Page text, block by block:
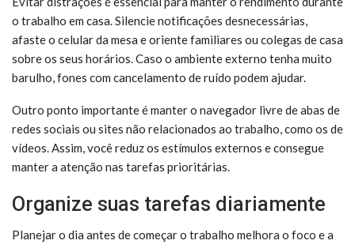
o trabalho em casa. Silencie notificações desnecessárias,
afaste o celular da mesa e oriente familiares ou colegas de casa
sobre os seus horários. Caso o ambiente externo tenha muito
barulho, fones com cancelamento de ruído podem ajudar.
Outro ponto importante é manter o navegador livre de abas de
redes sociais ou sites não relacionados ao trabalho, como os de
vídeos. Assim, você reduz os estímulos externos e consegue
manter a atenção nas tarefas prioritárias.
Organize suas tarefas diariamente
Planejar o dia antes de começar o trabalho melhora o foco e a